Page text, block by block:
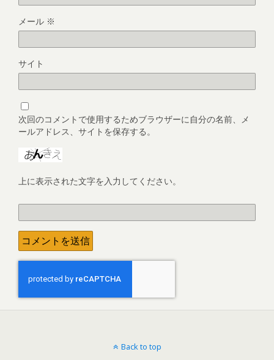
メール ※
サイト
次回のコメントで使用するためブラウザーに自分の名前、メ
ールアドレス、サイトを保存する。
上に表示された文字を入力してください。
Back to top